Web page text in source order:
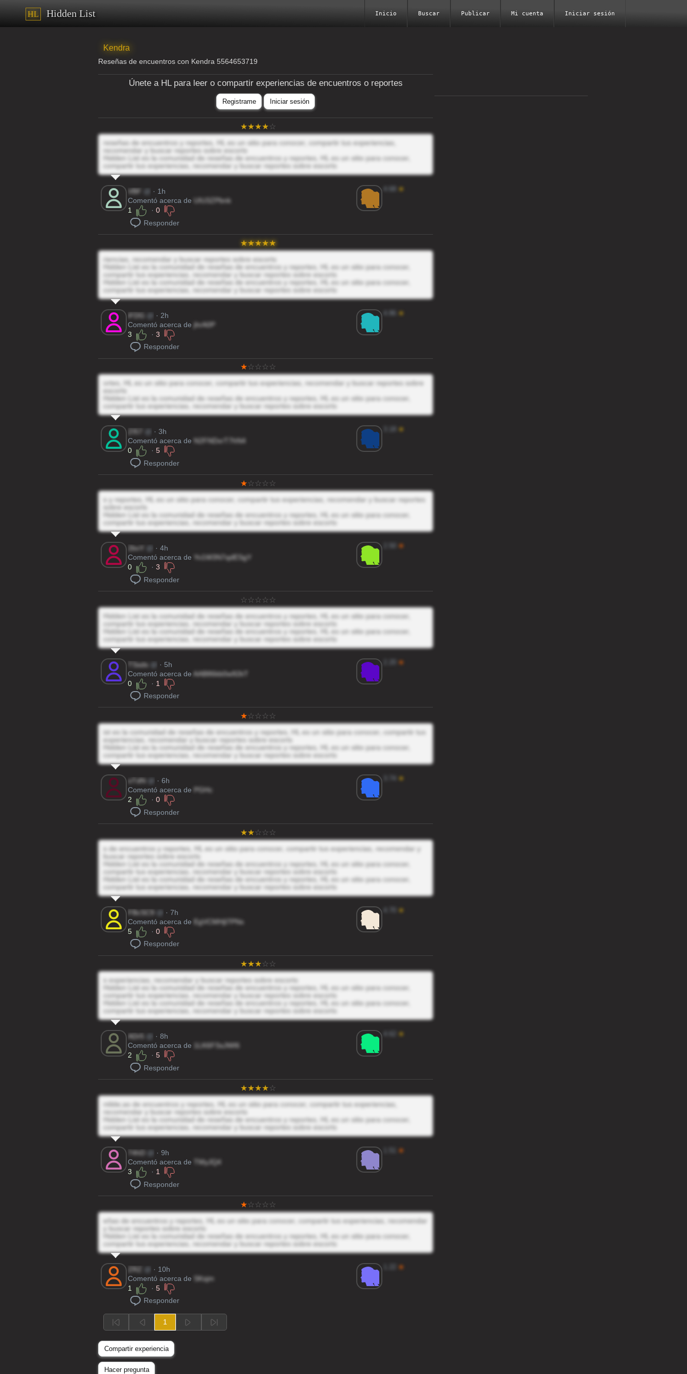
HL Hidden List Inicio Buscar Publicar Mi cuenta Iniciar sesión
Kendra
Reseñas de encuentros con Kendra 5564653719
Únete a HL para leer o compartir experiencias de encuentros o reportes
Registrame Iniciar sesión
reseñas de encuentros y reportes, HL es un sitio para conocer, compartir tus experiencias,
recomendar y buscar reportes sobre escorts
Hidden List es la comunidad de reseñas de encuentros y reportes, HL es un sitio para conocer,
compartir tus experiencias, recomendar y buscar reportes sobre escorts
VBF
· 1h
Comentó acerca de
UIU3ZPbnk
1
· 0
Responder
★
riencias, recomendar y buscar reportes sobre escorts
Hidden List es la comunidad de reseñas de encuentros y reportes, HL es un sitio para conocer,
compartir tus experiencias, recomendar y buscar reportes sobre escorts
Hidden List es la comunidad de reseñas de encuentros y reportes, HL es un sitio para conocer,
compartir tus experiencias, recomendar y buscar reportes sobre escorts
· 2h
Comentó acerca de jhrA0P
3
· 3
Responder
★
ortes, HL es un sitio para conocer, compartir tus experiencias, recomendar y buscar reportes sobre
escorts
Hidden List es la comunidad de reseñas de encuentros y reportes, HL es un sitio para conocer,
compartir tus experiencias, recomendar y buscar reportes sobre escorts
· 3h
Comentó acerca de
N2FNDxrT7hN4
0
· 5
Responder
★
s y reportes, HL es un sitio para conocer, compartir tus experiencias, recomendar y buscar reportes
sobre escorts
Hidden List es la comunidad de reseñas de encuentros y reportes, HL es un sitio para conocer,
compartir tus experiencias, recomendar y buscar reportes sobre escorts
2bvY
· 4h
Comentó acerca de
Yv1W3N7qdESgY
0
· 3
Responder
★
Hidden List es la comunidad de reseñas de encuentros y reportes, HL es un sitio para conocer,
compartir tus experiencias, recomendar y buscar reportes sobre escorts
Hidden List es la comunidad de reseñas de encuentros y reportes, HL es un sitio para conocer,
compartir tus experiencias, recomendar y buscar reportes sobre escorts
TSsds
· 5h
Comentó acerca de AAB86kb0w92kT
0
· 1
Responder
★
ist es la comunidad de reseñas de encuentros y reportes, HL es un sitio para conocer, compartir tus
experiencias, recomendar y buscar reportes sobre escorts
Hidden List es la comunidad de reseñas de encuentros y reportes, HL es un sitio para conocer,
compartir tus experiencias, recomendar y buscar reportes sobre escorts
oTdN
· 6h
Comentó acerca de PGHc
2
· 0
Responder
★
s de encuentros y reportes, HL es un sitio para conocer, compartir tus experiencias, recomendar y
buscar reportes sobre escorts
Hidden List es la comunidad de reseñas de encuentros y reportes, HL es un sitio para conocer,
compartir tus experiencias, recomendar y buscar reportes sobre escorts
Hidden List es la comunidad de reseñas de encuentros y reportes, HL es un sitio para conocer,
compartir tus experiencias, recomendar y buscar reportes sobre escorts
FBcSC9
· 7h
Comentó acerca de
EgVCMHjl7PNs
5
· 0
Responder
★
s experiencias, recomendar y buscar reportes sobre escorts
Hidden List es la comunidad de reseñas de encuentros y reportes, HL es un sitio para conocer,
compartir tus experiencias, recomendar y buscar reportes sobre escorts
Hidden List es la comunidad de reseñas de encuentros y reportes, HL es un sitio para conocer,
compartir tus experiencias, recomendar y buscar reportes sobre escorts
· 8h
Comentó acerca de
1LK6FSsJWI6
2
· 5
Responder
★
ntilde;as de encuentros y reportes, HL es un sitio para conocer, compartir tus experiencias,
recomendar y buscar reportes sobre escorts
Hidden List es la comunidad de reseñas de encuentros y reportes, HL es un sitio para conocer,
compartir tus experiencias, recomendar y buscar reportes sobre escorts
74hD
· 9h
Comentó acerca de
TMyJQ4
3
· 1
Responder
★
eñas de encuentros y reportes, HL es un sitio para conocer, compartir tus experiencias, recomendar
y buscar reportes sobre escorts
Hidden List es la comunidad de reseñas de encuentros y reportes, HL es un sitio para conocer,
compartir tus experiencias, recomendar y buscar reportes sobre escorts
· 10h
Comentó acerca de
SKsjm
1
· 5
Responder
★
1